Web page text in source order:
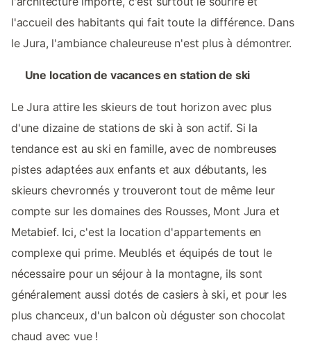
l'accueil des habitants qui fait toute la différence. Dans
le Jura, l'ambiance chaleureuse n'est plus à démontrer.
Une location de vacances en station de ski
Le Jura attire les skieurs de tout horizon avec plus
d'une dizaine de stations de ski à son actif. Si la
tendance est au ski en famille, avec de nombreuses
pistes adaptées aux enfants et aux débutants, les
skieurs chevronnés y trouveront tout de même leur
compte sur les domaines des Rousses, Mont Jura et
Metabief. Ici, c'est la location d'appartements en
complexe qui prime. Meublés et équipés de tout le
nécessaire pour un séjour à la montagne, ils sont
généralement aussi dotés de casiers à ski, et pour les
plus chanceux, d'un balcon où déguster son chocolat
chaud avec vue !